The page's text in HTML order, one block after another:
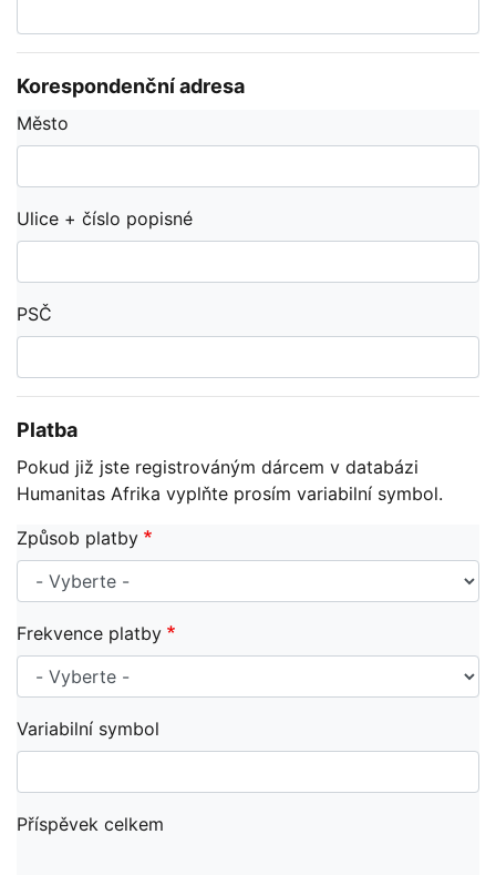
Korespondenční adresa
Město
Ulice + číslo popisné
PSČ
Platba
Pokud již jste registrováným dárcem v databázi
Humanitas Afrika vyplňte prosím variabilní symbol.
Způsob platby
Frekvence platby
Variabilní symbol
Příspěvek celkem